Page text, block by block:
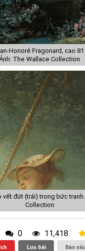
Honoré Fragonard, cao
The Wallace Collection
vết đứt (trái) trong bức
Collection
0 11,418
Lưu bài Báo xấu